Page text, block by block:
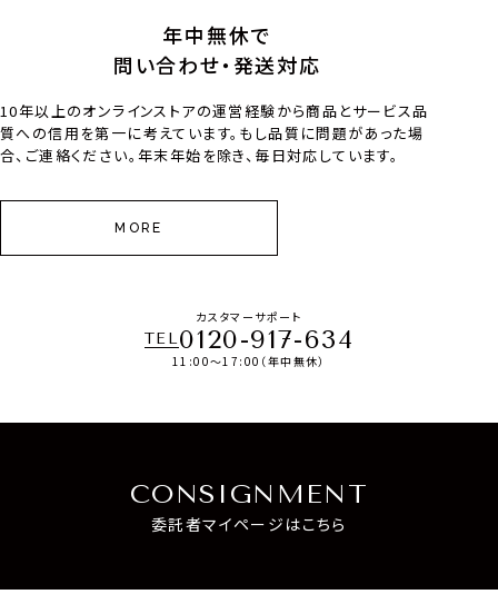
年中無休で
問い合わせ・発送対応
10年以上のオンラインストアの運営経験から商品とサービス品
質への信用を第一に考えています。もし品質に問題があった場
合、ご連絡ください。年末年始を除き、毎日対応しています。
MORE
カスタマーサポート
TEL0120-917-634
11:00～17:00（年中無休）
CONSIGNMENT
委託者マイページはこちら